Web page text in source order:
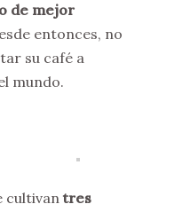
de mejor
entonces, no
su café a
mundo.
cultivan tres